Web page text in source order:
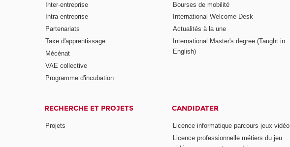
Inter-entreprise
Intra-entreprise
Partenariats
Taxe d'apprentissage
Mécénat
VAE collective
Programme d'incubation
Bourses de mobilité
International Welcome Desk
Actualités à la une
International Master's degree (Taught in
English)
RECHERCHE ET PROJETS
Projets
CANDIDATER
Licence informatique parcours jeux vidéo
Licence professionnelle métiers du jeu